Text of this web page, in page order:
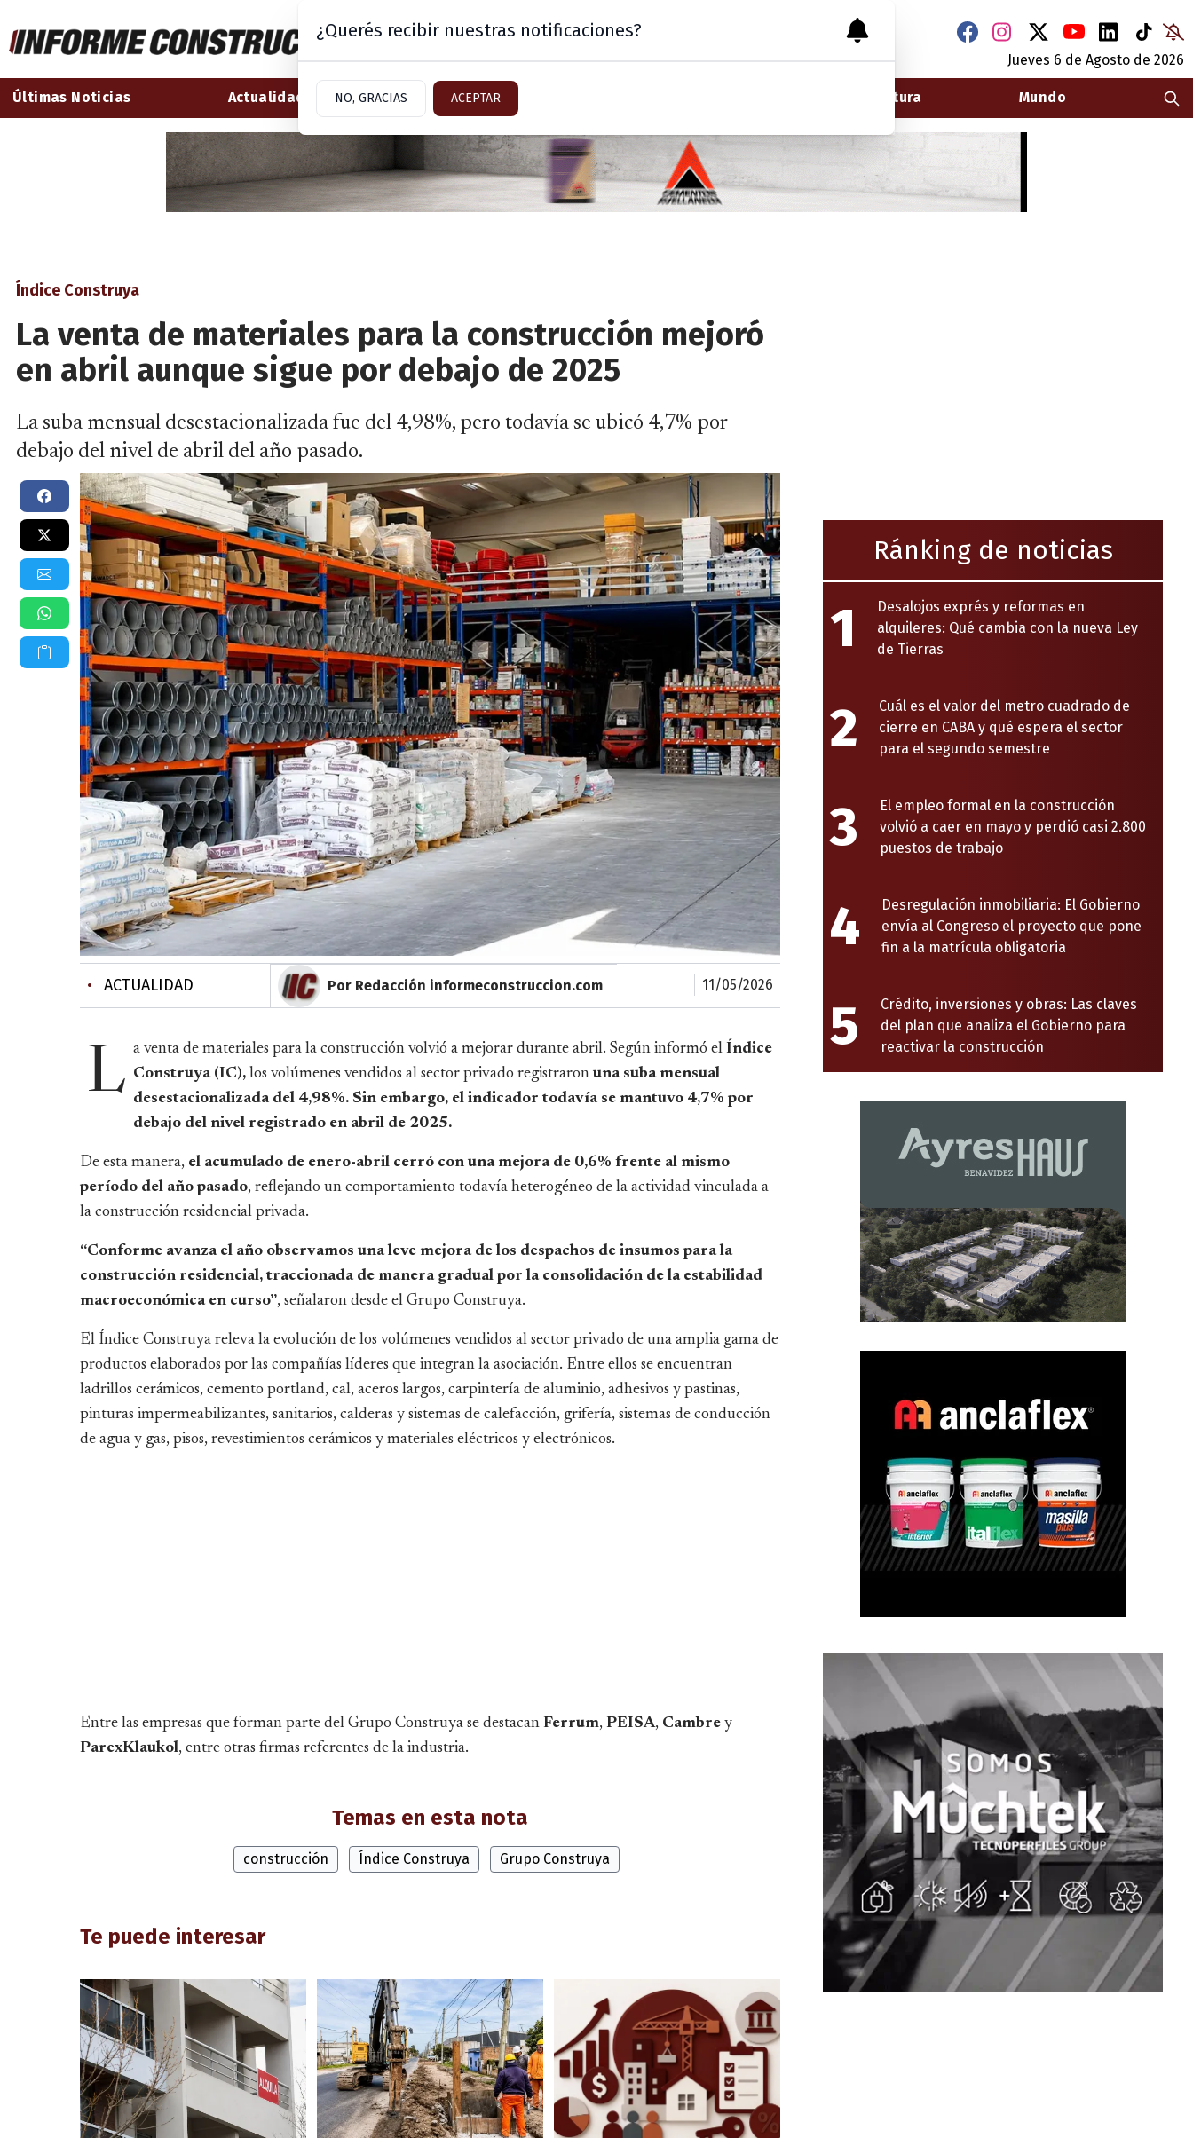
Jueves 6 de Agosto de 2026
Últimas Noticias Actualidad Mercado Arquitectura Mundo
Índice Construya
La venta de materiales para la construcción mejoró
en abril aunque sigue por debajo de 2025
La suba mensual desestacionalizada fue del 4,98%, pero todavía se ubicó 4,7% por
debajo del nivel de abril del año pasado.
• ACTUALIDAD Por Redacción informeconstruccion.com 11/05/2026
L a venta de materiales para la construcción volvió a mejorar durante abril. Según informó el Índice
Construya (IC), los volúmenes vendidos al sector privado registraron una suba mensual
desestacionalizada del 4,98%. Sin embargo, el indicador todavía se mantuvo 4,7% por
debajo del nivel registrado en abril de 2025.
De esta manera, el acumulado de enero-abril cerró con una mejora de 0,6% frente al mismo
período del año pasado, reflejando un comportamiento todavía heterogéneo de la actividad vinculada a
la construcción residencial privada.
“Conforme avanza el año observamos una leve mejora de los despachos de insumos para la
construcción residencial, traccionada de manera gradual por la consolidación de la estabilidad
macroeconómica en curso”, señalaron desde el Grupo Construya.
El Índice Construya releva la evolución de los volúmenes vendidos al sector privado de una amplia gama de
productos elaborados por las compañías líderes que integran la asociación. Entre ellos se encuentran
ladrillos cerámicos, cemento portland, cal, aceros largos, carpintería de aluminio, adhesivos y pastinas,
pinturas impermeabilizantes, sanitarios, calderas y sistemas de calefacción, grifería, sistemas de conducción
de agua y gas, pisos, revestimientos cerámicos y materiales eléctricos y electrónicos.
Entre las empresas que forman parte del Grupo Construya se destacan Ferrum, PEISA, Cambre y
ParexKlaukol, entre otras firmas referentes de la industria.
Temas en esta nota
construcción Índice Construya Grupo Construya
Te puede interesar
Ránking de noticias
1
Desalojos exprés y reformas en
alquileres: Qué cambia con la nueva Ley
de Tierras
2
Cuál es el valor del metro cuadrado de
cierre en CABA y qué espera el sector
para el segundo semestre
3
El empleo formal en la construcción
volvió a caer en mayo y perdió casi 2.800
puestos de trabajo
4
Desregulación inmobiliaria: El Gobierno
envía al Congreso el proyecto que pone
fin a la matrícula obligatoria
5
Crédito, inversiones y obras: Las claves
del plan que analiza el Gobierno para
reactivar la construcción
¿Querés recibir nuestras notificaciones?
NO, GRACIAS ACEPTAR